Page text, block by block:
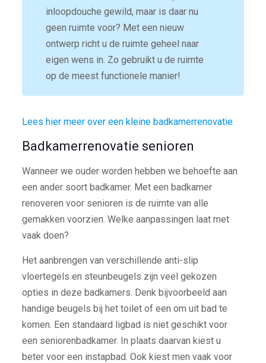
inloopdouche gewild, maar is daar nu
geen ruimte voor? Met een nieuw
ontwerp richt u de ruimte geheel naar
eigen wens in. Zo gebruikt u de ruimte
op de meest functionele manier!
Lees hier meer over een kleine badkamerrenovatie.
Badkamerrenovatie senioren
Wanneer we ouder worden hebben we behoefte aan
een ander soort badkamer. Met een badkamer
renoveren voor senioren is de ruimte van alle
gemakken voorzien. Welke aanpassingen laat met
vaak doen?
Het aanbrengen van verschillende anti-slip
vloertegels en steunbeugels zijn veel gekozen
opties in deze badkamers. Denk bijvoorbeeld aan
handige beugels bij het toilet of een om uit bad te
komen. Een standaard ligbad is niet geschikt voor
een seniorenbadkamer. In plaats daarvan kiest u
beter voor een instapbad. Ook kiest men vaak voor